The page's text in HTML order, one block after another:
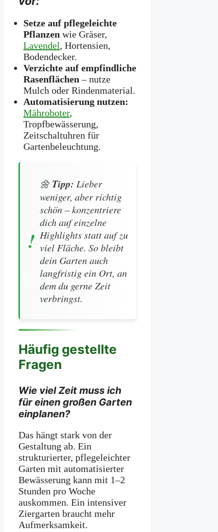
Setze auf pflegeleichte
Pflanzen wie Gräser,
Lavendel, Hortensien,
Bodendecker.
Verzichte auf empfindliche
Rasenflächen – nutze
Mulch oder Rindenmaterial.
Automatisierung nutzen:
Mähroboter,
Tropfbewässerung,
Zeitschaltuhren für
Gartenbeleuchtung.
🌼 Tipp: Lieber
weniger, aber richtig
schön– konzentriere
dich auf einzelne
Highlights statt auf zu
viel Fläche. So bleibt
dein Garten auch
langfristig ein Ort, an
dem du gerne Zeit
verbringst.
Häufig gestellte
Fragen
Wie viel Zeit muss ich
für einen großen Garten
einplanen?
Das hängt stark von der
Gestaltung ab. Ein
strukturierter, pflegeleichter
Garten mit automatisierter
Bewässerung kann mit 1–2
Stunden pro Woche
auskommen. Ein intensiver
Ziergarten braucht mehr
Aufmerksamkeit.